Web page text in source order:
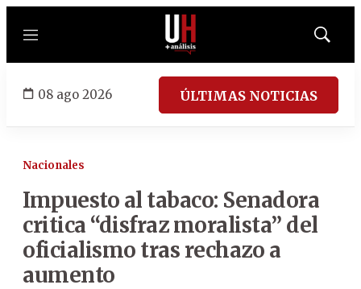
Menú
Mostrar
08 ago 2026 ÚLTIMAS NOTICIAS
Nacionales
Impuesto al tabaco: Senadora
critica “disfraz moralista” del
oficialismo tras rechazo a
aumento